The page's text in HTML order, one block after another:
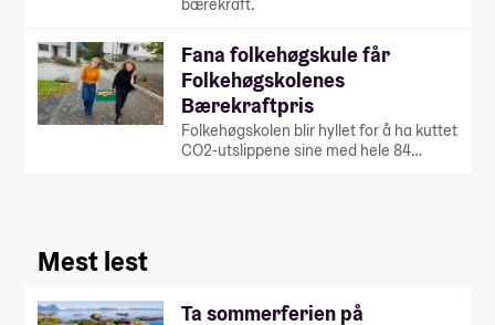
bærekraft.
Fana folkehøgskule får
Folkehøgskolenes
Bærekraftpris
Folkehøgskolen blir hyllet for å ha kuttet
CO2-utslippene sine med hele 84…
Mest lest
Ta sommerferien på